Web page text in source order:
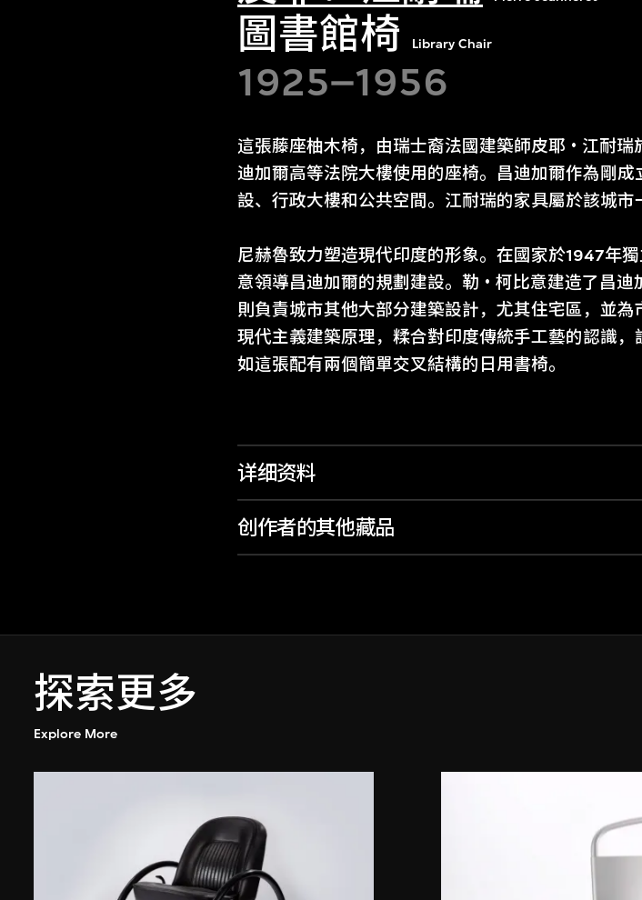
圖書館椅 Library Chair
1925–1956
這張藤座柚木椅，由瑞士裔法國建築師皮耶‧江耐
迪加爾高等法院大樓使用的座椅。昌迪加爾作為剛
設、行政大樓和公共空間。江耐瑞的家具屬於該城市
尼赫魯致力塑造現代印度的形象。在國家於1947年
意領導昌迪加爾的規劃建設。勒‧柯比意建造了昌
則負責城市其他大部分建築設計，尤其住宅區，並
現代主義建築原理，糅合對印度傳統手工藝的認識
如這張配有兩個簡單交叉結構的日用書椅。
详细资料
创作者的其他藏品
探索更多
Explore More